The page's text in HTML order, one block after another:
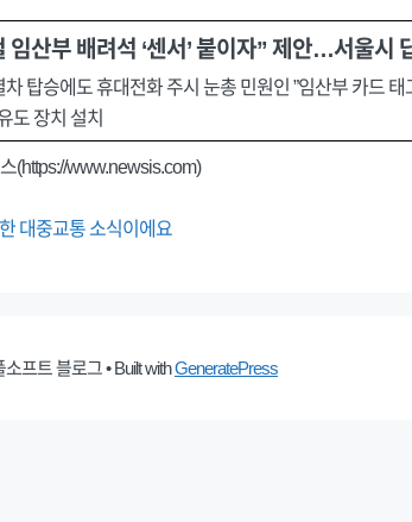
임산부 배려석 ‘센서’ 붙이자” 제안…서울시
차 탑승에도 휴대전화 주시 눈총 민원인 ”임산부 카드 태
도 장치 설치
(https://www.newsis.com)
대중교통 소식이에요
소프트 블로그• Built withGeneratePress